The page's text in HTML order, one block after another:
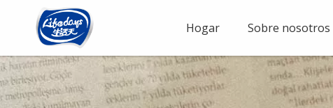
Hogar Sobre nosotros